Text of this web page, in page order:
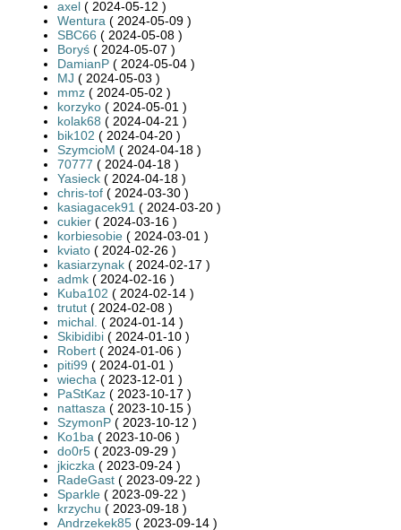
axel ( 2024-05-12 )
Wentura ( 2024-05-09 )
SBC66 ( 2024-05-08 )
Boryś ( 2024-05-07 )
DamianP ( 2024-05-04 )
MJ ( 2024-05-03 )
mmz ( 2024-05-02 )
korzyko ( 2024-05-01 )
kolak68 ( 2024-04-21 )
bik102 ( 2024-04-20 )
SzymcioM ( 2024-04-18 )
70777 ( 2024-04-18 )
Yasieck ( 2024-04-18 )
chris-tof ( 2024-03-30 )
kasiagacek91 ( 2024-03-20 )
cukier ( 2024-03-16 )
korbiesobie ( 2024-03-01 )
kviato ( 2024-02-26 )
kasiarzynak ( 2024-02-17 )
admk ( 2024-02-16 )
Kuba102 ( 2024-02-14 )
trutut ( 2024-02-08 )
michal. ( 2024-01-14 )
Skibidibi ( 2024-01-10 )
Robert ( 2024-01-06 )
piti99 ( 2024-01-01 )
wiecha ( 2023-12-01 )
PaStKaz ( 2023-10-17 )
nattasza ( 2023-10-15 )
SzymonP ( 2023-10-12 )
Ko1ba ( 2023-10-06 )
do0r5 ( 2023-09-29 )
jkiczka ( 2023-09-24 )
RadeGast ( 2023-09-22 )
Sparkle ( 2023-09-22 )
krzychu ( 2023-09-18 )
Andrzekek85 ( 2023-09-14 )